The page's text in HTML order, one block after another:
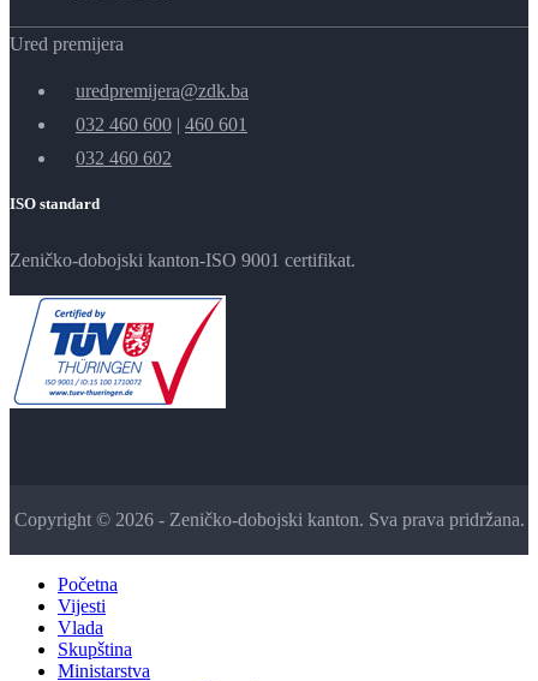
Ured premijera
uredpremijera@zdk.ba
032 460 600 | 460 601
032 460 602
ISO standard
Zeničko-dobojski kanton-ISO 9001 certifikat.
Copyright © 2026 - Zeničko-dobojski kanton. Sva prava pridržana.
Početna
Vijesti
Vlada
Skupština
Ministarstva